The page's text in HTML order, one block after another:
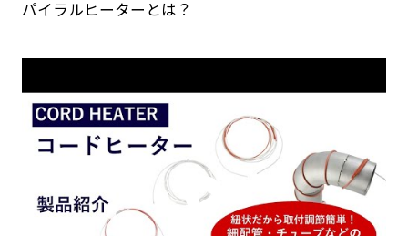
パイラルヒーターとは？